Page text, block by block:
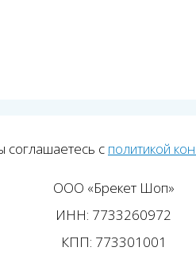
с политикой
ООО «Брекет Шоп»
ИНН: 7733260972
КПП: 773301001